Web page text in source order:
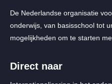
De Nederlandse organisatie
onderwijs, van basisschool tot
mogelijkheden om te starten
Direct naar